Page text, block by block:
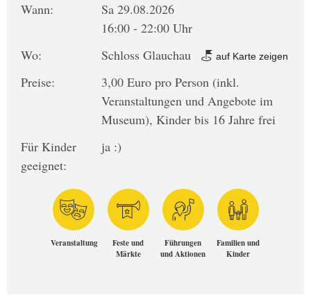
Wann:
Sa 29.08.2026
16:00 - 22:00 Uhr
Wo:
Schloss Glauchau auf Karte zeigen
Preise:
3,00 Euro pro Person (inkl.
Veranstaltungen und Angebote im
Museum), Kinder bis 16 Jahre frei
Für Kinder
geeignet:
ja :)
Veranstaltung
Feste und
Märkte
Führungen
und Aktionen
Familien und
Kinder